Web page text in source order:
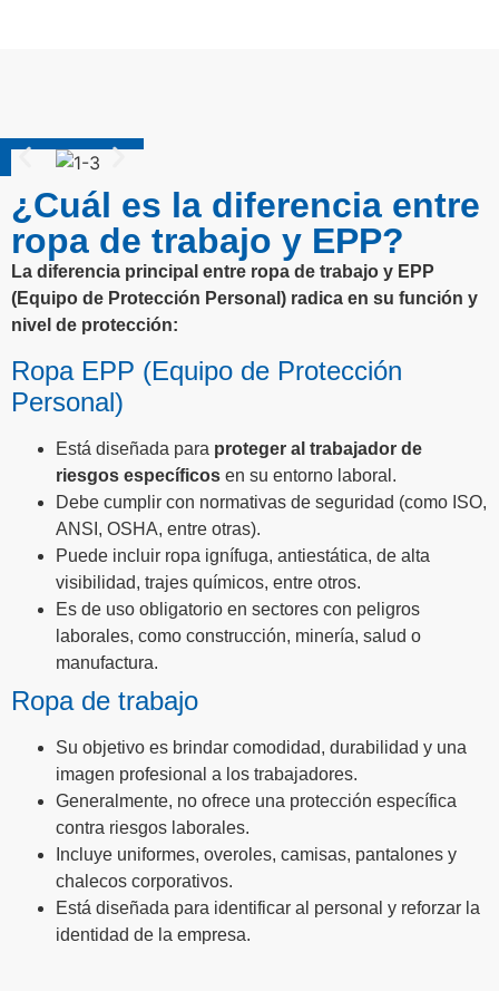
¿Cuál es la diferencia entre
ropa de trabajo y EPP?
La diferencia principal entre ropa de trabajo y EPP
(Equipo de Protección Personal) radica en su función y
nivel de protección:
Ropa EPP (Equipo de Protección
Personal)
Está diseñada para proteger al trabajador de
riesgos específicos en su entorno laboral.
Debe cumplir con normativas de seguridad (como ISO,
ANSI, OSHA, entre otras).
Puede incluir ropa ignífuga, antiestática, de alta
visibilidad, trajes químicos, entre otros.
Es de uso obligatorio en sectores con peligros
laborales, como construcción, minería, salud o
manufactura.
Ropa de trabajo
Su objetivo es brindar comodidad, durabilidad y una
imagen profesional a los trabajadores.
Generalmente, no ofrece una protección específica
contra riesgos laborales.
Incluye uniformes, overoles, camisas, pantalones y
chalecos corporativos.
Está diseñada para identificar al personal y reforzar la
identidad de la empresa.